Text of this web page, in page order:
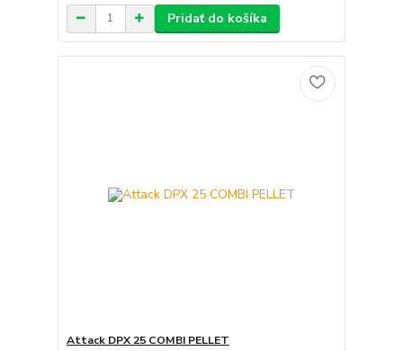
Pridať do košíka
Attack DPX 25 COMBI PELLET